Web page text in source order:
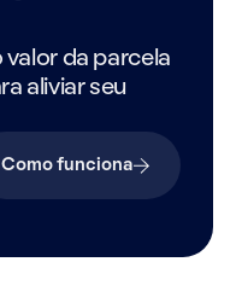
valor da parcela
aliviar seu
Como funciona